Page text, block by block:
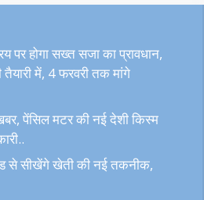
होगा सख्त सजा का प्रावधान,
में, 4 फरवरी तक मांगे
पेंसिल मटर की नई देशी किस्म
से सीखेंगे खेती की नई तकनीक,